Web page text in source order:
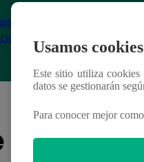
puede
Usamos
Este sitio utiliza
datos se gestionarán
Para conocer mejor